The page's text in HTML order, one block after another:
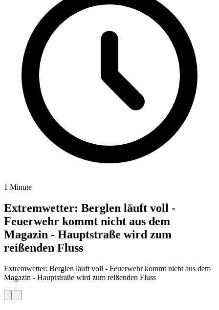
1 Minute
Extremwetter: Berglen läuft voll -
Feuerwehr kommt nicht aus dem
Magazin - Hauptstraße wird zum
reißenden Fluss
Extremwetter: Berglen läuft voll - Feuerwehr kommt nicht aus dem
Magazin - Hauptstraße wird zum reißenden Fluss